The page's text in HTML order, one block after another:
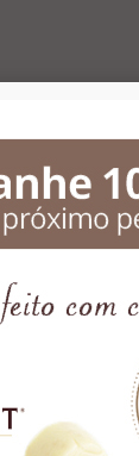
a Le Délice
Muito